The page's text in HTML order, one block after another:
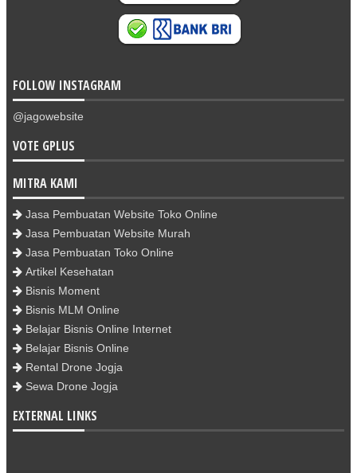
FOLLOW INSTAGRAM
@jagowebsite
VOTE GPLUS
MITRA KAMI
Jasa Pembuatan Website Toko Online
Jasa Pembuatan Website Murah
Jasa Pembuatan Toko Online
Artikel Kesehatan
Bisnis Moment
Bisnis MLM Online
Belajar Bisnis Online Internet
Belajar Bisnis Online
Rental Drone Jogja
Sewa Drone Jogja
EXTERNAL LINKS